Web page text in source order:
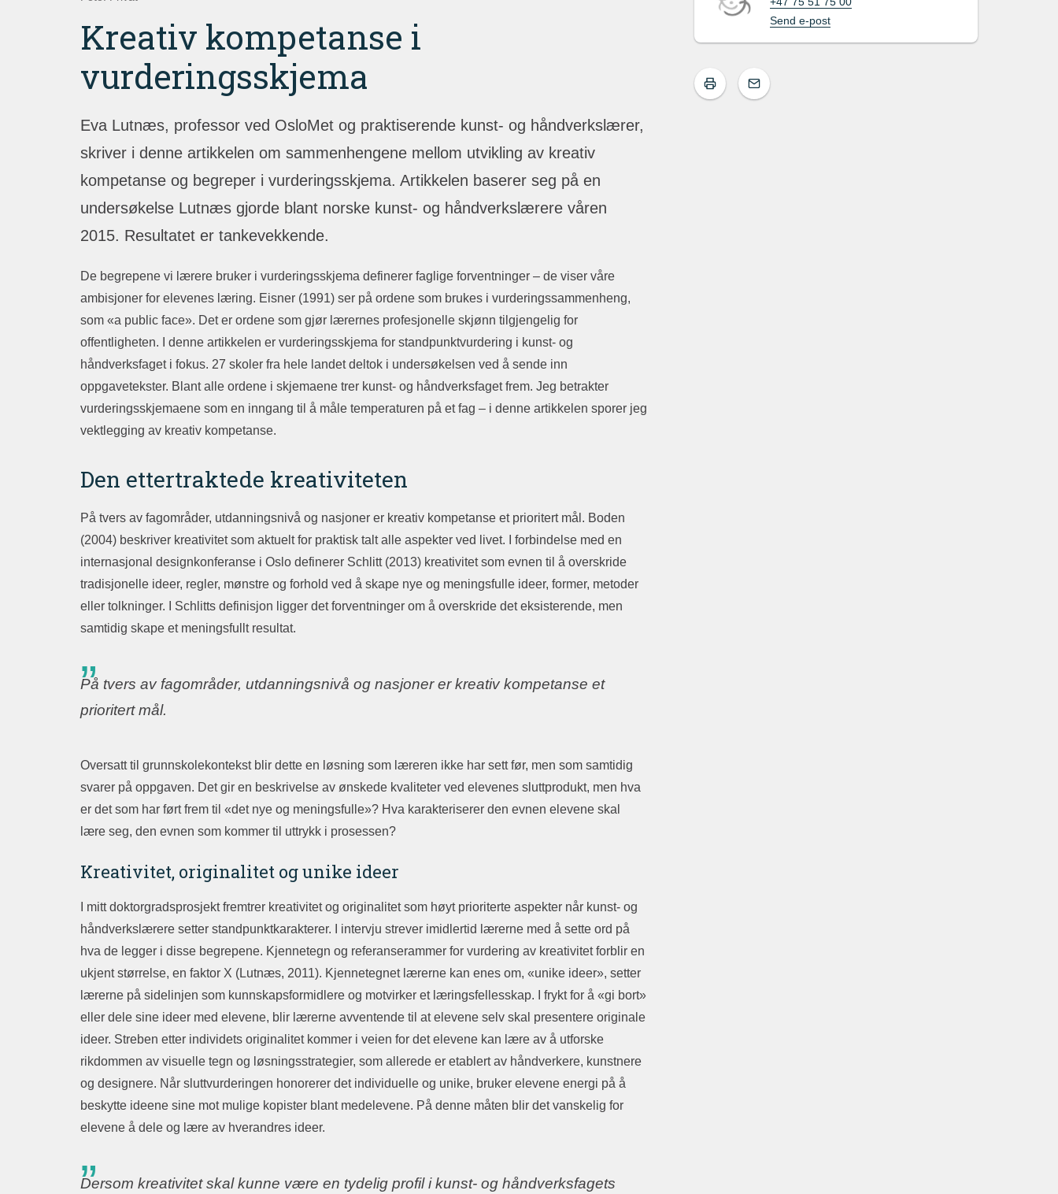
Kreativ kompetanse i
vurderingsskjema
Eva Lutnæs, professor ved OsloMet og praktiserende kunst- og håndverkslærer,
skriver i denne artikkelen om sammenhengene mellom utvikling av kreativ
kompetanse og begreper i vurderingsskjema. Artikkelen baserer seg på en
undersøkelse Lutnæs gjorde blant norske kunst- og håndverkslærere våren
2015. Resultatet er tankevekkende.
De begrepene vi lærere bruker i vurderingsskjema definerer faglige forventninger – de viser våre
ambisjoner for elevenes læring. Eisner (1991) ser på ordene som brukes i vurderingssammenheng,
som «a public face». Det er ordene som gjør lærernes profesjonelle skjønn tilgjengelig for
offentligheten. I denne artikkelen er vurderingsskjema for standpunktvurdering i kunst- og
håndverksfaget i fokus. 27 skoler fra hele landet deltok i undersøkelsen ved å sende inn
oppgavetekster. Blant alle ordene i skjemaene trer kunst- og håndverksfaget frem. Jeg betrakter
vurderingsskjemaene som en inngang til å måle temperaturen på et fag – i denne artikkelen sporer jeg
vektlegging av kreativ kompetanse.
Den ettertraktede kreativiteten
På tvers av fagområder, utdanningsnivå og nasjoner er kreativ kompetanse et prioritert mål. Boden
(2004) beskriver kreativitet som aktuelt for praktisk talt alle aspekter ved livet. I forbindelse med en
internasjonal designkonferanse i Oslo definerer Schlitt (2013) kreativitet som evnen til å overskride
tradisjonelle ideer, regler, mønstre og forhold ved å skape nye og meningsfulle ideer, former, metoder
eller tolkninger. I Schlitts definisjon ligger det forventninger om å overskride det eksisterende, men
samtidig skape et meningsfullt resultat.
På tvers av fagområder, utdanningsnivå og nasjoner er kreativ kompetanse et
prioritert mål.
Oversatt til grunnskolekontekst blir dette en løsning som læreren ikke har sett før, men som samtidig
svarer på oppgaven. Det gir en beskrivelse av ønskede kvaliteter ved elevenes sluttprodukt, men hva
er det som har ført frem til «det nye og meningsfulle»? Hva karakteriserer den evnen elevene skal
lære seg, den evnen som kommer til uttrykk i prosessen?
Kreativitet, originalitet og unike ideer
I mitt doktorgradsprosjekt fremtrer kreativitet og originalitet som høyt prioriterte aspekter når kunst- og
håndverkslærere setter standpunktkarakterer. I intervju strever imidlertid lærerne med å sette ord på
hva de legger i disse begrepene. Kjennetegn og referanserammer for vurdering av kreativitet forblir en
ukjent størrelse, en faktor X (Lutnæs, 2011). Kjennetegnet lærerne kan enes om, «unike ideer», setter
lærerne på sidelinjen som kunnskapsformidlere og motvirker et læringsfellesskap. I frykt for å «gi bort»
eller dele sine ideer med elevene, blir lærerne avventende til at elevene selv skal presentere originale
ideer. Streben etter individets originalitet kommer i veien for det elevene kan lære av å utforske
rikdommen av visuelle tegn og løsningsstrategier, som allerede er etablert av håndverkere, kunstnere
og designere. Når sluttvurderingen honorerer det individuelle og unike, bruker elevene energi på å
beskytte ideene sine mot mulige kopister blant medelevene. På denne måten blir det vanskelig for
elevene å dele og lære av hverandres ideer.
Dersom kreativitet skal kunne være en tydelig profil i kunst- og håndverksfagets
Send e-post